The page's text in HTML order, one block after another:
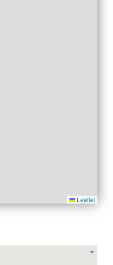
Leaflet